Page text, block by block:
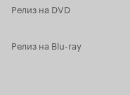
Релиз на DVD
Релиз на Blu-ray